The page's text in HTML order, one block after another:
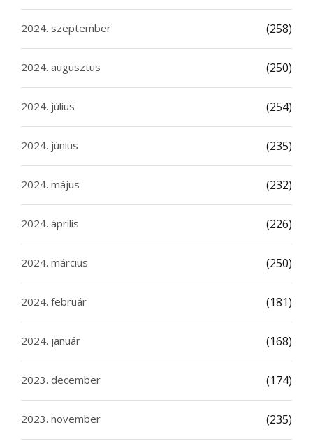
2024. szeptember (258)
2024. augusztus (250)
2024. július (254)
2024. június (235)
2024. május (232)
2024. április (226)
2024. március (250)
2024. február (181)
2024. január (168)
2023. december (174)
2023. november (235)